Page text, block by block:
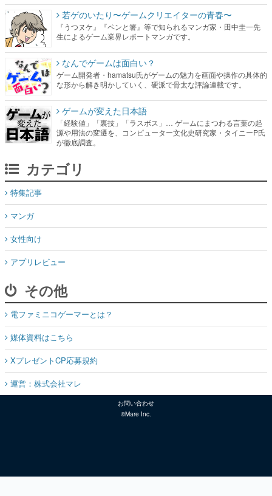
若ゲのいたり〜ゲームクリエイターの青春〜
『うつヌケ』『ペンと箸』等で知られるマンガ家・田中圭一先
生によるゲーム業界レポートマンガです。
なんでゲームは面白い？
ゲーム開発者・hamatsu氏がゲームの魅力を画面や操作の具体的
な形から解き明かしていく、硬派で骨太な評論連載です。
ゲームが変えた日本語
「経験値」「裏技」「ラスボス」… ゲームにまつわる言葉の起
源や用法の変遷を、コンピューター文化史研究家・タイニーP氏
が徹底調査。
カテゴリ
特集記事
マンガ
女性向け
アプリレビュー
その他
電ファミニコゲーマーとは？
媒体資料はこちら
XプレゼントCP応募規約
運営：株式会社マレ
お問い合わせ
©Mare Inc.